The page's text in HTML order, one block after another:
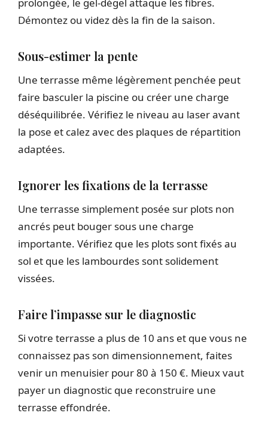
Démontez ou videz dès la fin de la saison.
Sous-estimer la pente
Une terrasse même légèrement penchée peut
faire basculer la piscine ou créer une charge
déséquilibrée. Vérifiez le niveau au laser avant
la pose et calez avec des plaques de répartition
adaptées.
Ignorer les fixations de la terrasse
Une terrasse simplement posée sur plots non
ancrés peut bouger sous une charge
importante. Vérifiez que les plots sont fixés au
sol et que les lambourdes sont solidement
vissées.
Faire l’impasse sur le diagnostic
Si votre terrasse a plus de 10 ans et que vous ne
connaissez pas son dimensionnement, faites
venir un menuisier pour 80 à 150 €. Mieux vaut
payer un diagnostic que reconstruire une
terrasse effondrée.